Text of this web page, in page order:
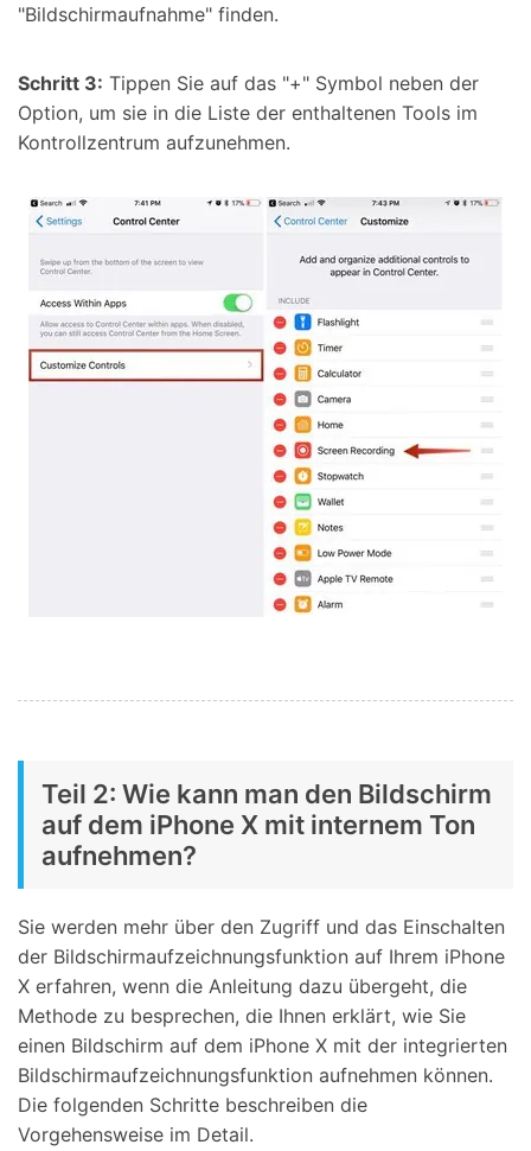
"Bildschirmaufnahme" finden.
Schritt 3: Tippen Sie auf das "+" Symbol neben der
Option, um sie in die Liste der enthaltenen Tools im
Kontrollzentrum aufzunehmen.
Teil 2: Wie kann man den Bildschirm
auf dem iPhone X mit internem Ton
aufnehmen?
Sie werden mehr über den Zugriff und das Einschalten
der Bildschirmaufzeichnungsfunktion auf Ihrem iPhone
X erfahren, wenn die Anleitung dazu übergeht, die
Methode zu besprechen, die Ihnen erklärt, wie Sie
einen Bildschirm auf dem iPhone X mit der integrierten
Bildschirmaufzeichnungsfunktion aufnehmen können.
Die folgenden Schritte beschreiben die
Vorgehensweise im Detail.